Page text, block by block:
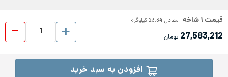
قیمت ۱شاخه معادل23.34 کیلوگرم
27,583,212 تومان
افزودن به سبد خرید